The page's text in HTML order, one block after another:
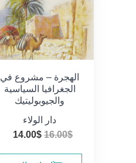
الهجرة – مشروع في
الجغرافيا السياسية
والجيوبوليتيك
دار الولاء
16.00$
السعر
14.00$